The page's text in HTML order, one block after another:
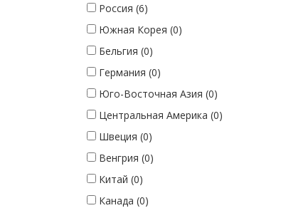
Россия (6)
Южная Корея (0)
Бельгия (0)
Германия (0)
Юго-Восточная Азия (0)
Центральная Америка (0)
Швеция (0)
Венгрия (0)
Китай (0)
Канада (0)